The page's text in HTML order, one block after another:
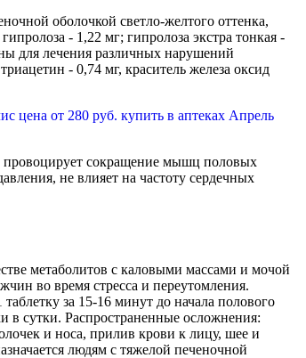
оболочкой светло-желтого оттенка,
- 1,22 мг; гипролоза экстра тонкая -
для лечения различных нарушений
- 0,74 мг, краситель железа оксид
провоцирует сокращение мышц половых
не влияет на частоту сердечных
метаболитов с каловыми массами и мочой
во время стресса и переутомления.
за 15-16 минут до начала полового
в сутки. Распространенные осложнения:
и носа, прилив крови к лицу, шее и
людям с тяжелой печеночной